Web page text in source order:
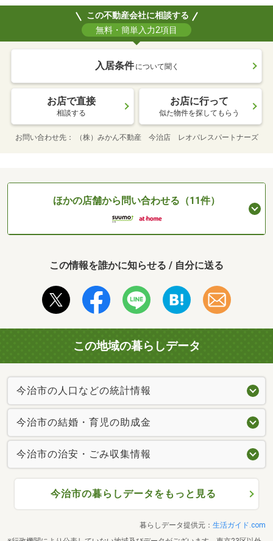
この不動産会社に相談する
無料・簡単入力2項目
入居条件 について聞く
お店で直接
相談する
お店に行って
似た物件を探してもらう
お問い合わせ先 （株）みかん不動産 今治店 レオパレスパートナーズ
ほかの店舗から問い合わせる（11件）
この情報を誰かに知らせる / 自分に送る
この地域の暮らしデータ
今治市の人口などの統計情報
今治市の結婚・育児の助成金
今治市の治安・ごみ収集情報
今治市の暮らしデータをもっと見る
暮らしデータ提供元： 生活ガイド.com